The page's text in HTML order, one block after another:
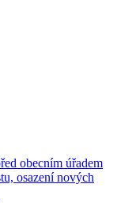
obecním úřadem
osazení nových